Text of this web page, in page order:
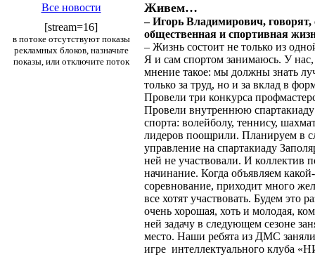
Все новости
[stream=16]
в потоке отсутствуют показы
рекламных блоков, назначьте
показы, или отключите поток
Живем…
– Игорь Владимирович,
общественная и спортивная
– Жизнь состоит не только из
Я и сам спортом занимаюсь. У
мнение такое: мы должны знать
только за труд, но и за вклад в
Провели три конкурса
Провели внутреннюю
спорта: волейболу, теннису,
лидеров поощрили. Планируем в
управление на спартакиаду
ней не участвовали. И коллектив
начинание. Когда объявляем
соревнование, приходит много
все хотят участвовать. Будем это
очень хорошая, хоть и молодая,
ней задачу в следующем сезоне
место. Наши ребята из ДМС заняли
игре интеллектуального клуба